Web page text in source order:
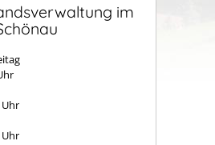
im
Uhr
Uhr